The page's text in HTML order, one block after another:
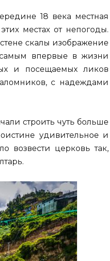
18 века местная
местах от непогоды.
скалы изображение
впервые в жизни
и посещаемых ликов
с надеждами
строить чуть больше
удивительное и
возвести церковь так,